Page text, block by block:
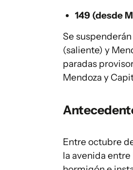
149 (desde
Se
(saliente) y
paradas
Mendoza y
Entre octubre
la avenida